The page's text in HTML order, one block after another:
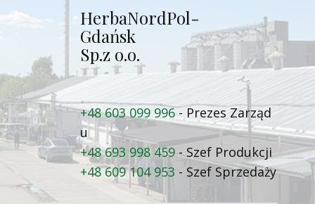
Herba​NordPol-
Gdańsk
Sp.z o.o.
+48 603 099 996 - Prezes Zarząd​
u
+48 693 998 459 - Szef Produkcji
+48 609 104 953 - Szef Sprzedaży